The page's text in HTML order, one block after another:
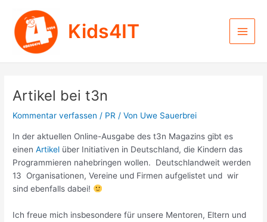
Inhalt
springen
Kids4IT
Main
Artikel bei t3n
Kommentar verfassen / PR / Von Uwe Sauerbrei
In der aktuellen Online-Ausgabe des t3n Magazins gibt es
einenArtikel über Initiativen in Deutschland, die Kindern das
Programmieren nahebringen wollen. Deutschlandweit werden
13 Organisationen, Vereine und Firmen aufgelistet und wir
sind ebenfalls dabei!
Ich freue mich insbesondere für unsere Mentoren, Eltern und